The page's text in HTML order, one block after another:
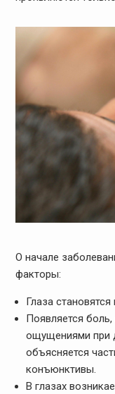
О начале
факторы:
Глаза
Появляется
ощущениями при
объясняется
конъюнктивы.
В глазах